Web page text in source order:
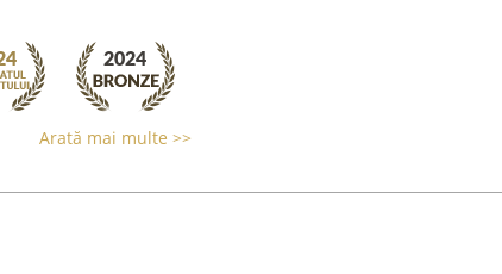
Arată mai multe >>